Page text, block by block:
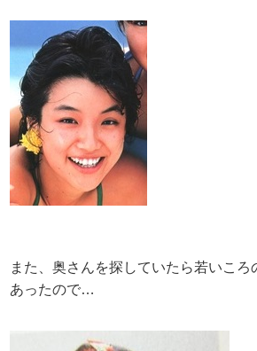
また、奥さんを探していたら若いころ
あったので…